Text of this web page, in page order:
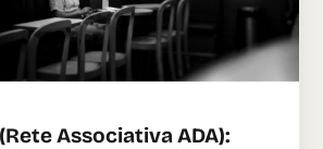
Associativa ADA):